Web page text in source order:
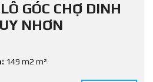
GÓC CHỢ DINH
NHƠN
149 m2 m²